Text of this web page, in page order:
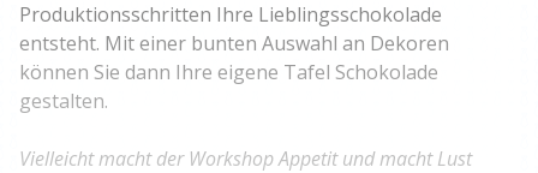
Produktionsschritten Ihre Lieblingsschokolade
entsteht. Mit einer bunten Auswahl an Dekoren
können Sie dann Ihre eigene Tafel Schokolade
gestalten.
Vielleicht macht der Workshop Appetit und macht Lust